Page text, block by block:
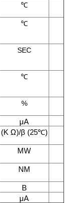
℃
℃
SEC
℃
%
μA
(Κ Ω)/β (25℃)
MW
NM
Β
μΑ